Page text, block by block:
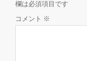
欄は必須項目です
コメント ※